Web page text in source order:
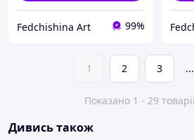
Fedchishina Art 99%
1 2 3 ...
Показано 1 - 29
Дивись також